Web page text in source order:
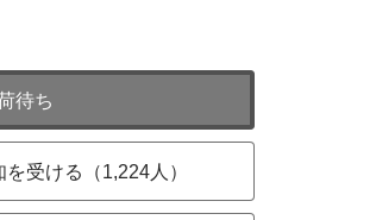
待ち
受ける（1,224人）